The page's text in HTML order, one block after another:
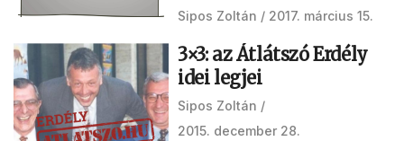
Sipos Zoltán 2017. március 15.
3×3: az Átlátszó Erdély
idei legjei
Sipos Zoltán
2015. december 28.